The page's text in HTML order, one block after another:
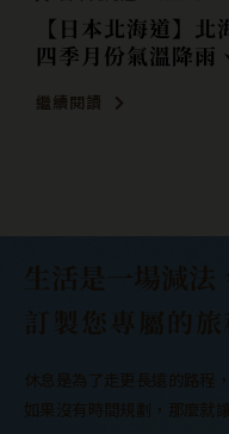
【日本北海道】
四季月份氣溫降雨
繼續閱讀
生活是一場減法
訂製您專屬的旅
休息是為了走更長遠的路程
如果沒有時間規劃，那麼就